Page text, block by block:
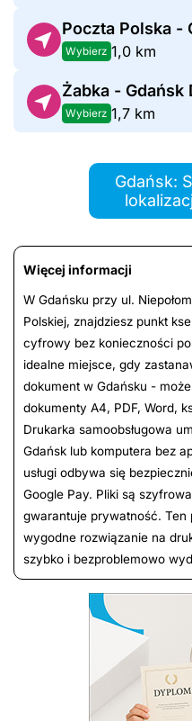
Poczta Polska -
Wybierz 1,0 km
Żabka - Gdańsk
Wybierz 1,7 km
Gdańsk:
Więcej informacji
W Gdańsku przy ul.
Polskiej, znajdziesz punkt
cyfrowy bez konieczności
idealne miejsce, gdy
dokument w Gdańsku -
dokumenty A4, PDF, Word,
Drukarka samoobsługowa
Gdańsk lub komputera bez
usługi odbywa się
Google Pay. Pliki są
gwarantuje prywatność. Ten
wygodne rozwiązanie na
szybko i bezproblemowo